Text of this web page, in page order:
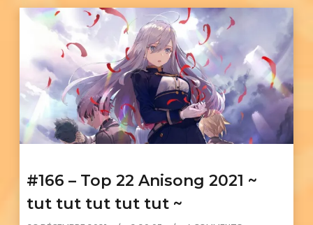
#166 – Top 22 Anisong 2021 ~
tut tut tut tut tut ~